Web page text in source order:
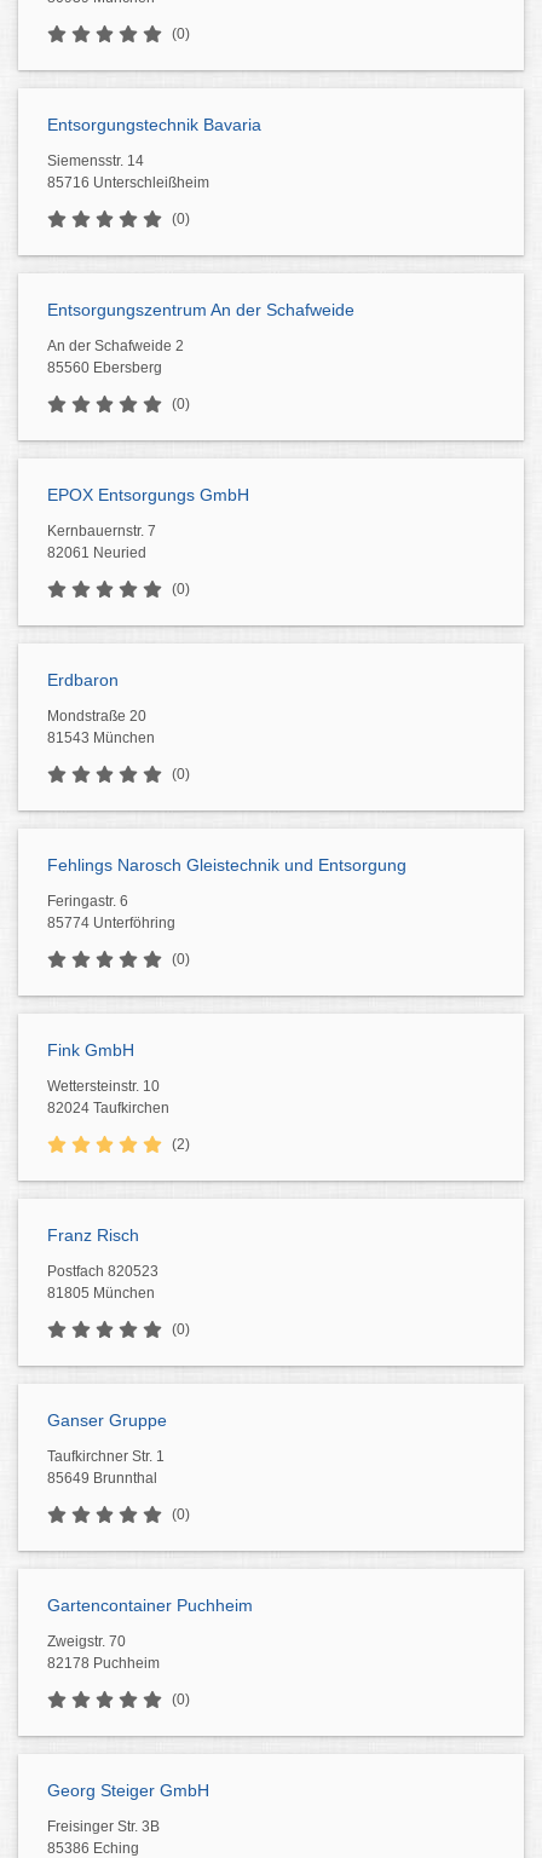
(0)
Entsorgungstechnik Bavaria
Siemensstr. 14
85716 Unterschleißheim
(0)
Entsorgungszentrum An der Schafweide
An der Schafweide 2
85560 Ebersberg
(0)
EPOX Entsorgungs GmbH
Kernbauernstr. 7
82061 Neuried
(0)
Erdbaron
Mondstraße 20
81543 München
(0)
Fehlings Narosch Gleistechnik und Entsorgung
Feringastr. 6
85774 Unterföhring
(0)
Fink GmbH
Wettersteinstr. 10
82024 Taufkirchen
(2)
Franz Risch
Postfach 820523
81805 München
(0)
Ganser Gruppe
Taufkirchner Str. 1
85649 Brunnthal
(0)
Gartencontainer Puchheim
Zweigstr. 70
82178 Puchheim
(0)
Georg Steiger GmbH
Freisinger Str. 3B
85386 Eching